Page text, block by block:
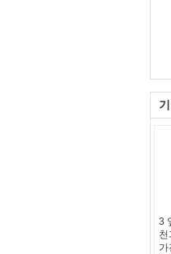
3
천
가